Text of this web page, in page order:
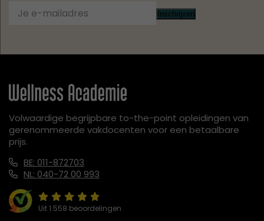
Inschrijven
Volwaardige begrijpbare to-the-point opleidingen van
gerenommeerde vakdocenten voor een betaalbare
prijs.
BE: 011-872703
NL: 040-72 00 993
Uit 1.558 beoordelingen